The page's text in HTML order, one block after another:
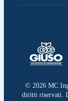
© 2026MC
diritti riservati.